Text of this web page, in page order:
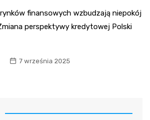
finansowych wzbudzają niepokój
perspektywy kredytowej Polski
7 września 2025